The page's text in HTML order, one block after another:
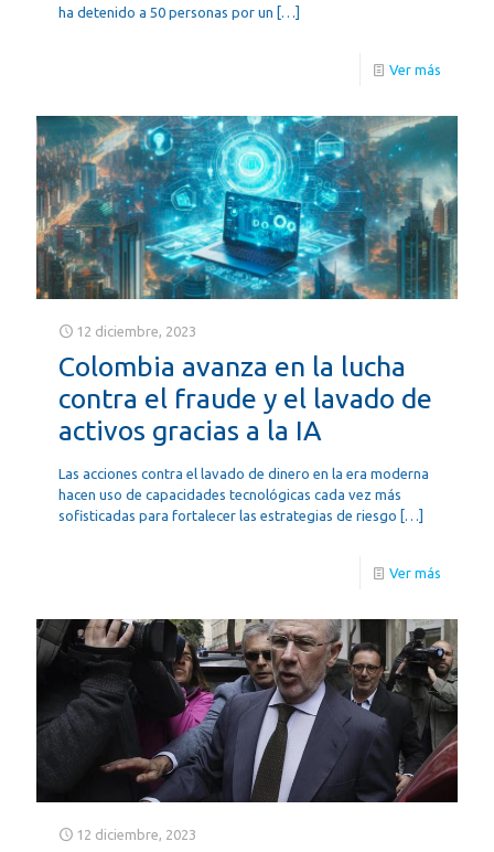
ha detenido a 50 personas por un […]
Ver más
12 diciembre, 2023
Colombia avanza en la lucha
contra el fraude y el lavado de
activos gracias a la IA
Las acciones contra el lavado de dinero en la era moderna
hacen uso de capacidades tecnológicas cada vez más
sofisticadas para fortalecer las estrategias de riesgo […]
Ver más
12 diciembre, 2023